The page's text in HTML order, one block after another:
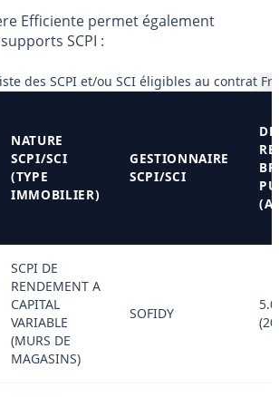
Efficiente permet également
SCPI :
des SCPI et/ou SCI éligibles au contrat
NATURE
SCPI/SCI
(TYPE
IMMOBILIER)
GESTIONNAIRE
SCPI/SCI
SCPI DE
RENDEMENT A
CAPITAL
VARIABLE
(MURS DE
MAGASINS)
SOFIDY